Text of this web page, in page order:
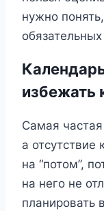
нужно
избежать
Самая
а
на “потом”,
на него не
планировать